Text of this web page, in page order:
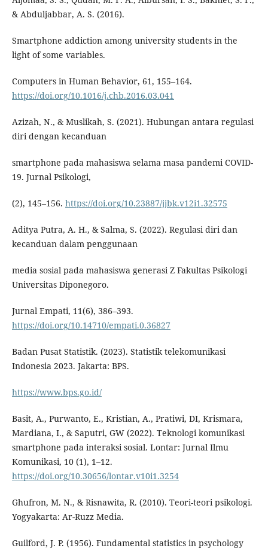
& Abduljabbar, A. S. (2016).
Smartphone addiction among university students in the
light of some variables.
Computers in Human Behavior, 61, 155–164.
https://doi.org/10.1016/j.chb.2016.03.041
Azizah, N., & Muslikah, S. (2021). Hubungan antara regulasi
diri dengan kecanduan
smartphone pada mahasiswa selama masa pandemi COVID-
19. Jurnal Psikologi,
(2), 145–156. https://doi.org/10.23887/jjbk.v12i1.32575
Aditya Putra, A. H., & Salma, S. (2022). Regulasi diri dan
kecanduan dalam penggunaan
media sosial pada mahasiswa generasi Z Fakultas Psikologi
Universitas Diponegoro.
Jurnal Empati, 11(6), 386–393.
https://doi.org/10.14710/empati.0.36827
Badan Pusat Statistik. (2023). Statistik telekomunikasi
Indonesia 2023. Jakarta: BPS.
https://www.bps.go.id/
Basit, A., Purwanto, E., Kristian, A., Pratiwi, DI, Krismara,
Mardiana, I., & Saputri, GW (2022). Teknologi komunikasi
smartphone pada interaksi sosial. Lontar: Jurnal Ilmu
Komunikasi, 10 (1), 1–12.
https://doi.org/10.30656/lontar.v10i1.3254
Ghufron, M. N., & Risnawita, R. (2010). Teori-teori psikologi.
Yogyakarta: Ar-Ruzz Media.
Guilford, J. P. (1956). Fundamental statistics in psychology